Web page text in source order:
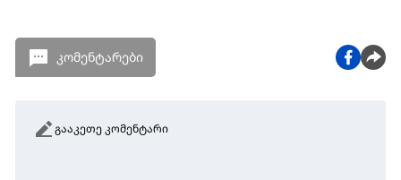
კომენტარები
გააკეთე კომენტარი